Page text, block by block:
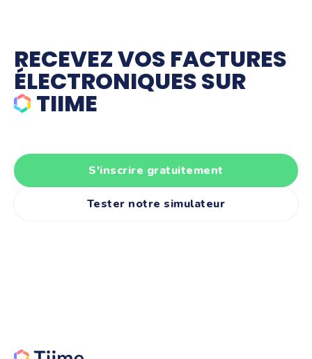
RECEVEZ VOS FACTURES
ÉLECTRONIQUES SUR
TIIME
S'inscrire gratuitement
Tester notre simulateur